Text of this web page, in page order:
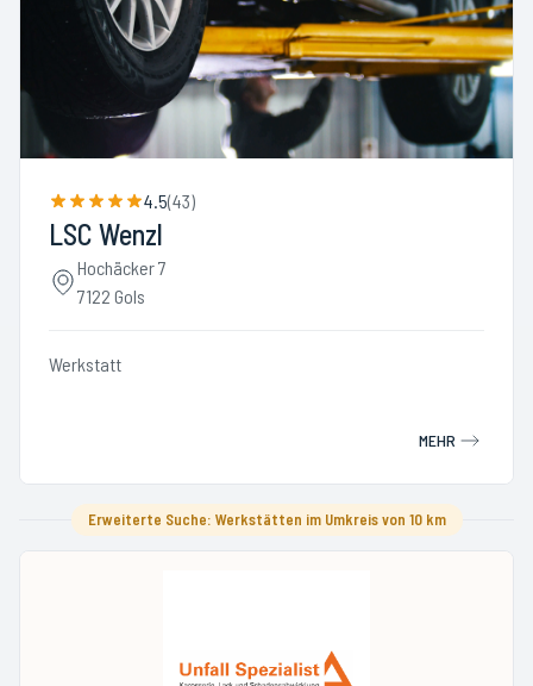
4.5(43)
LSC Wenzl
Hochäcker 7
7122 Gols
Werkstatt
MEHR
Erweiterte Suche: Werkstätten im Umkreis von 10 km